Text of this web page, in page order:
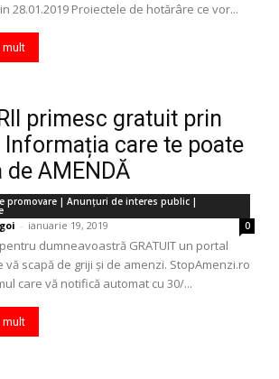
28.01.2019 Proiectele de hotărâre ce vor...
mult
primesc gratuit prin
Informația care te poate
de AMENDĂ
promovare | Anunţuri de interes public |
- ianuarie 19, 2019 0
dumneavoastră GRATUIT un portal
vă scapă de griji și de amenzi. StopAmenzi.ro
care vă notifică automat cu 30/...
mult